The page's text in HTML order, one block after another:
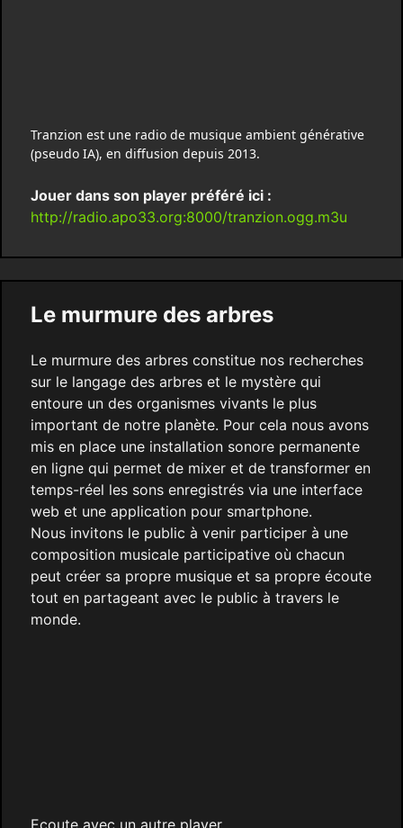
Tranzion est une radio de musique ambient générative
(pseudo IA), en diffusion depuis 2013.
Jouer dans son player préféré ici :
http://radio.apo33.org:8000/tranzion.ogg.m3u
Le murmure des arbres
Le murmure des arbres constitue nos recherches
sur le langage des arbres et le mystère qui
entoure un des organismes vivants le plus
important de notre planète. Pour cela nous avons
mis en place une installation sonore permanente
en ligne qui permet de mixer et de transformer en
temps-réel les sons enregistrés via une interface
web et une application pour smartphone.
Nous invitons le public à venir participer à une
composition musicale participative où chacun
peut créer sa propre musique et sa propre écoute
tout en partageant avec le public à travers le
monde.